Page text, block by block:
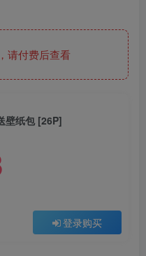
请付费后查看
壁纸包 [26P]
登录购买